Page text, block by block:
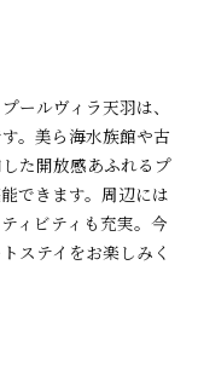
ールヴィラ天羽は、
。美ら海水族館や古
た開放感あふれるプ
できます。周辺には
ィビティも充実。今
ステイをお楽しみく